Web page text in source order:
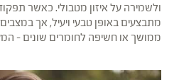
ולשמירה על איזון מטבולי. כאשר
מתבצעים באופן טבעי ויעיל, אך
ממושך או חשיפה לחומרים שונים –